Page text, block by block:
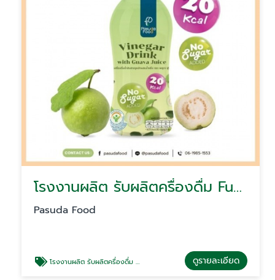
โรงงานผลิต รับผลิตครื่องดื่ม Functional Drink เครื่องดื่มเพื่อสุขภาพ
Pasuda Food
โรงงานผลิต รับผลิตครื่องดื่ม Functional Drink ดูรายละเอียด